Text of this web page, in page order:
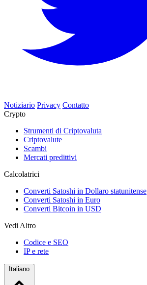
Notiziario Privacy Contatto
Crypto
Strumenti di Criptovaluta
Criptovalute
Scambi
Mercati predittivi
Calcolatrici
Converti Satoshi in Dollaro statunitense
Converti Satoshi in Euro
Converti Bitcoin in USD
Vedi Altro
Codice e SEO
IP e rete